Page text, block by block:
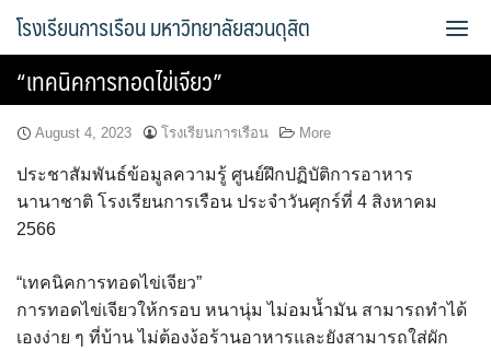
Bread Exclusive
Cake Exclusive
main
main3
โรงเรียนการเรือน มหาวิทยาลัยสวนดุสิต
“เทคนิคการทอดไข่เจียว”
August 4, 2023 โรงเรียนการเรือน More
ประชาสัมพันธ์ข้อมูลความรู้ ศูนย์ฝึกปฏิบัติการอาหาร
นานาชาติ โรงเรียนการเรือน ประจำวันศุกร์ที่ 4 สิงหาคม
2566
“เทคนิคการทอดไข่เจียว”
การทอดไข่เจียวให้กรอบ หนานุ่ม ไม่อมน้ำมัน สามารถทำได้
เองง่าย ๆ ที่บ้าน ไม่ต้องง้อร้านอาหารและยังสามารถใส่ผัก